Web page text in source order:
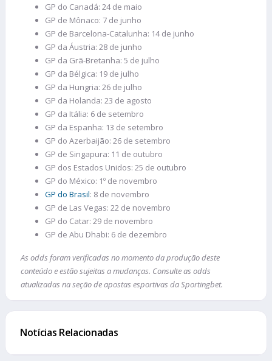
GP do Canadá: 24 de maio
GP de Mônaco: 7 de junho
GP de Barcelona-Catalunha: 14 de junho
GP da Áustria: 28 de junho
GP da Grã-Bretanha: 5 de julho
GP da Bélgica: 19 de julho
GP da Hungria: 26 de julho
GP da Holanda: 23 de agosto
GP da Itália: 6 de setembro
GP da Espanha: 13 de setembro
GP do Azerbaijão: 26 de setembro
GP de Singapura: 11 de outubro
GP dos Estados Unidos: 25 de outubro
GP do México: 1º de novembro
GP do Brasil: 8 de novembro
GP de Las Vegas: 22 de novembro
GP do Catar: 29 de novembro
GP de Abu Dhabi: 6 de dezembro
As odds foram verificadas no momento da produção deste
conteúdo e estão sujeitas a mudanças. Consulte as odds
atualizadas na seção de apostas esportivas da Sportingbet.
Notícias Relacionadas